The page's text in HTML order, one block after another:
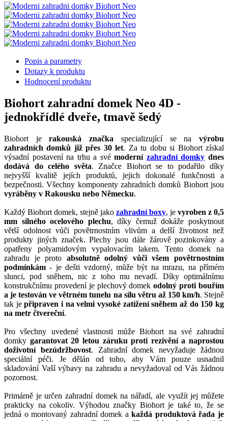
Popis a parametry
Dotazy k produktu
Hodnocení produktu
Biohort zahradní domek Neo 4D -
jednokřídlé dveře, tmavě šedý
Biohort jerakouská značka specializující se navýrobu
zahradních domků již přes 30 let. Za tu dobu si Biohort získal
výsadní postavení na trhu a svémoderní zahradní domky dnes
dodává do celého světa. Značce Biohort se to podařilo díky
nejvyšší kvalitě jejích produktů, jejich dokonalé funkčnosti a
bezpečnosti. Všechny komponenty zahradních domků Biohort jsou
vyráběny v Rakousku nebo Německu.
Každý Biohort domek, stejně jako zahradní boxy, je vyroben z 0,5
mm silného ocelového plechu, díky čemuž dokáže poskytnout
větší odolnost vůči povětrnostním vlivům a delší životnost než
produkty jiných značek. Plechy jsou dále žárově pozinkovány a
opatřeny polyamidovým vypalovacím lakem. Tento domek na
zahradu je proto absolutně odolný vůči všem povětrnostním
podmínkám - je dešti vzdorný, může být na mrazu, na přímém
slunci, pod sněhem, nic z toho mu nevadí. Díky optimálnímu
konstrukčnímu provedení je plechový domekodolný proti bouřím
a je testován ve větrném tunelu na sílu větru až 150 km/h. Stejně
tak jepřipraven i na velmi vysoké zatížení sněhem až do 150 kg
na metr čtvereční.
Pro všechny uvedené vlastnosti může Biohort na své zahradní
domky garantovat 20 letou záruku proti rezivění a naprostou
doživotní bezúdržbovost. Zahradní domek nevyžaduje žádnou
speciální péči. Je dělán od toho, aby Vám pouze usnadnil
skladování Vaší výbavy na zahradu a nevyžadoval od Vás žádnou
pozornost.
Primárně je určen zahradní domek na nářadí, ale využít jej můžete
prakticky na cokoliv. Výhodou značky Biohort je také to, že se
jedná o montovaný zahradní domek akaždá produktová řada je